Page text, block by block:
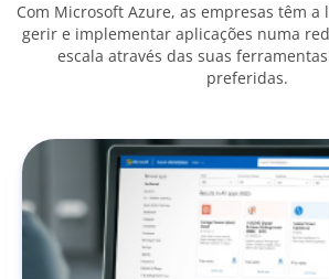
Com Microsoft Azure, as empresas têm
gerir e implementar aplicações numa
escala através das suas
preferidas.